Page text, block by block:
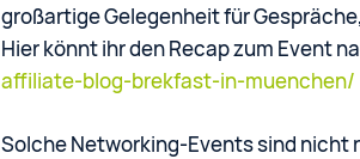
großartige Gelegenheit für
Hier könnt ihr den Recap zum Event
affiliate-blog-brekfast-in-muenchen/
Solche Networking-Events sind